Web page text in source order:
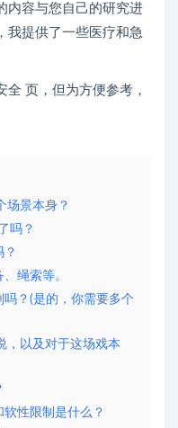
内容与您自己的研究进
我提供了一些医疗和急
页，但为方便参考，
场景本身？
吗？
？
绳索等。
？(是的，你需要多个
，以及对于这场戏本
性限制是什么？